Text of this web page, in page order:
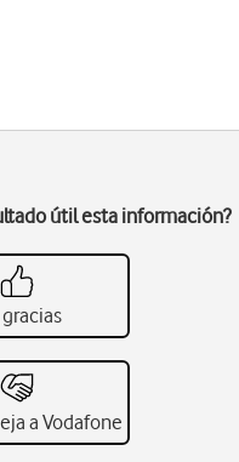
útil esta información?
gracias
a Vodafone